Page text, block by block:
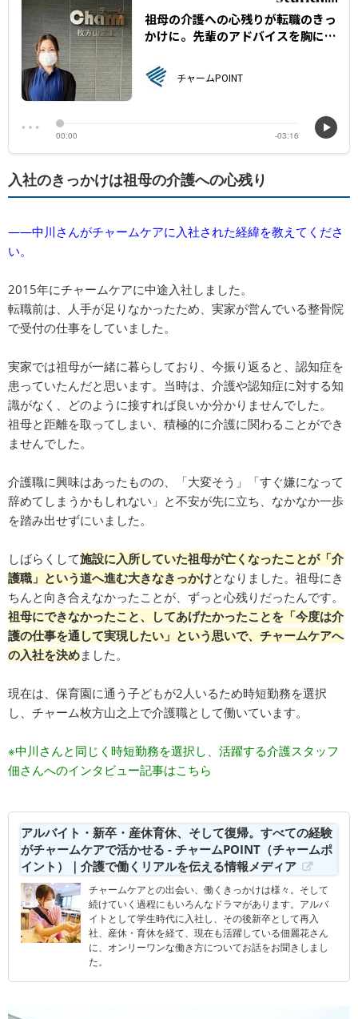
入社のきっかけは祖母の介護への心残り
――中川さんがチャームケアに入社された経緯を教えてくださ
い。
2015年にチャームケアに中途入社しました。
転職前は、人手が足りなかったため、実家が営んでいる整骨院
で受付の仕事をしていました。
実家では祖母が一緒に暮らしており、今振り返ると、認知症を
患っていたんだと思います。当時は、介護や認知症に対する知
識がなく、どのように接すれば良いか分かりませんでした。
祖母と距離を取ってしまい、積極的に介護に関わることができ
ませんでした。
介護職に興味はあったものの、「大変そう」「すぐ嫌になって
辞めてしまうかもしれない」と不安が先に立ち、なかなか一歩
を踏み出せずにいました。
しばらくして施設に入所していた祖母が亡くなったことが「介
護職」という道へ進む大きなきっかけとなりました。祖母にき
ちんと向き合えなかったことが、ずっと心残りだったんです。
祖母にできなかったこと、してあげたかったことを「今度は介
護の仕事を通して実現したい」という思いで、チャームケアへ
の入社を決めました。
現在は、保育園に通う子どもが2人いるため時短勤務を選択
し、チャーム枚方山之上で介護職として働いています。
※中川さんと同じく時短勤務を選択し、活躍する介護スタッフ
佃さんへのインタビュー記事はこちら
アルバイト・新卒・産休育休、そして復帰。すべての経験
がチャームケアで活かせる - チャームPOINT（チャームポ
イント）｜介護で働くリアルを伝える情報メディア
チャームケアとの出会い、働くきっかけは様々。そして
続けていく過程にもいろんなドラマがあります。アルバ
イトとして学生時代に入社し、その後新卒として再入
社、産休・育休を経て、現在も活躍している佃麗花さん
に、オンリーワンな働き方についてお話をお聞きしまし
た。